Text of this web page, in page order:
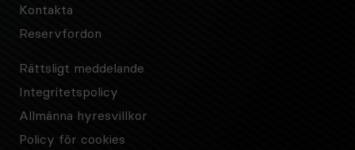
Kontakta
Reservfordon
Rättsligt meddelande
Integritetspolicy
Allmänna hyresvillkor
Policy för cookies